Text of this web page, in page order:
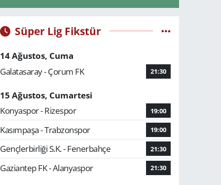
Süper Lig Fikstür
14 Ağustos, Cuma
Galatasaray - Çorum FK
21:30
15 Ağustos, Cumartesi
Konyaspor - Rizespor
19:00
Kasımpaşa - Trabzonspor 19:00
Gençlerbirliği S.K. - Fenerbahçe 21:30
Gaziantep FK - Alanyaspor 21:30